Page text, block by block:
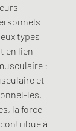
types
en lien
:
et
les.
la force
à